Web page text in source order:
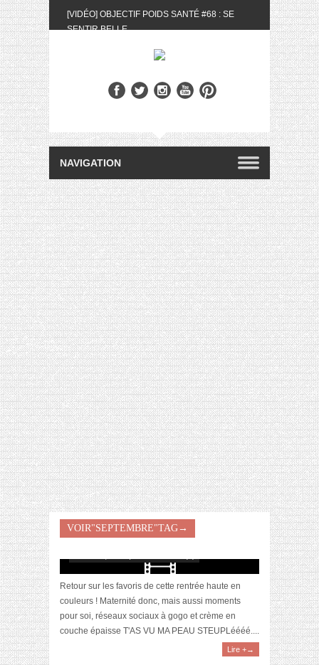
[VIDÉO] OBJECTIF POIDS SANTÉ #68 : SE
SENTIR BELLE
BIOTYFULL BOX DU MOIS DE MAI 2024 FEAT.
[VIDÉO] QUITOQUE #10 : MEAL PREP &
CONVIVIALITÉ
[VIDÉO] UNBOXING : LES MY LITTLE &
BIOTYFULL BOX DU MOIS D’AVRIL 2024
FEAT. AKILA
[VIDÉO] OBJECTIF POIDS SANTÉ #67 : L’AVIS
DES AUTRES, CE N’EST QUE LA VIE DES
AUTRES
[VIDÉO] UNBOXING : LES MY LITTLE &
BIOTYFULL BOX DES MOIS DE FÉVRIER ET
MARS 2024 FEAT. AKILA
[VIDÉO] LA SÉLECTION DU MOIS
#JANVIER2024
[VIDÉO] HELLOFRESH #34 : IDÉES
RECETTES RISOTTO
VOIR"SEPTEMBRE"TAG→
[Vidéo] La sélection du mois
#septembre2023
Retour sur les favoris de cette rentrée haute en
couleurs ! Maternité donc, mais aussi moments
pour soi, réseaux sociaux à gogo et crème en
couche épaisse T'AS VU MA PEAU STEUPLéééé....
Lire +→
[Vidéo] Unboxing : les My Little & Biotyfull